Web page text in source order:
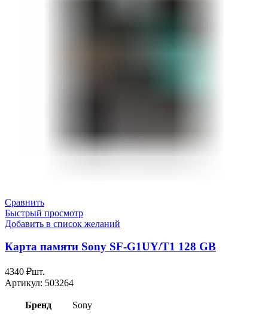
Сравнить
Быстрый просмотр
Добавить в список желаний
Карта памяти Sony SF-G1UY/T1 128 GB
4340 ₽шт.
Артикул: 503264
Бренд Sony